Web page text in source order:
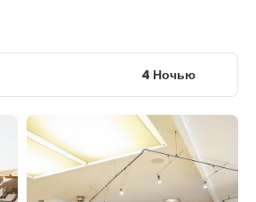
4 Ночью